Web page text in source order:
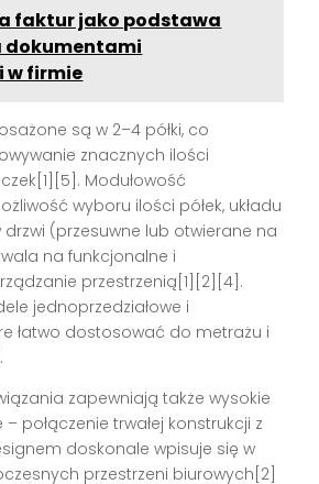
faktur jako podstawa
dokumentami
w firmie
są w 2–4 półki, co
znacznych ilości
Modułowość
wyboru ilości półek, układu
(przesuwne lub otwierane na
na funkcjonalne i
przestrzenią[1][2][4].
jednoprzedziałowe i
łatwo dostosować do metrażu i
zapewniają także wysokie
połączenie trwałej konstrukcji z
doskonale wpisuje się w
przestrzeni biurowych[2]